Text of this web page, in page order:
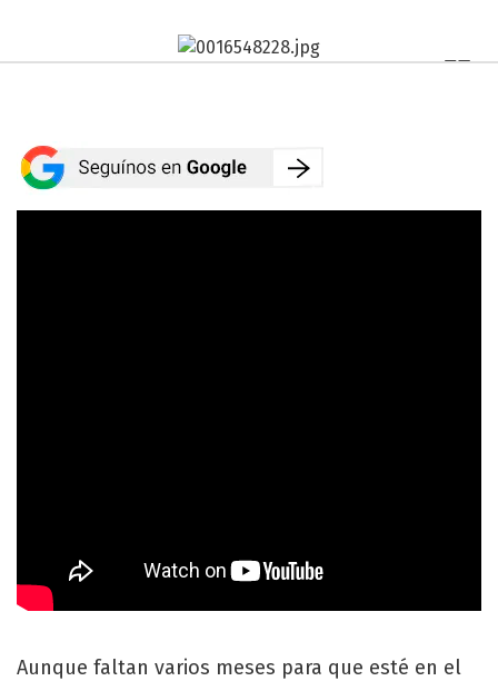
Aunque faltan varios meses para que esté en el